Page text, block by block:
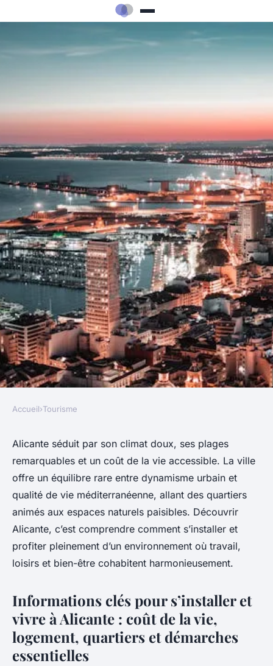
Vivre à alicante : les atouts
d'une vie méditerranéenne
Esteban•13 mai 2025•6 min de lecture
Accueil›Tourisme
Alicante séduit par son climat doux, ses plages
remarquables et un coût de la vie accessible. La ville
offre un équilibre rare entre dynamisme urbain et
qualité de vie méditerranéenne, allant des quartiers
animés aux espaces naturels paisibles. Découvrir
Alicante, c’est comprendre comment s’installer et
profiter pleinement d’un environnement où travail,
loisirs et bien-être cohabitent harmonieusement.
Informations clés pour s’installer et
vivre à Alicante : coût de la vie,
logement, quartiers et démarches
essentielles